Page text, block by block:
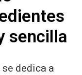
sencilla
se dedica a